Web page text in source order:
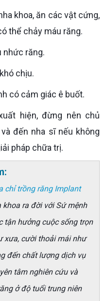
thể chảy máu răng.
nhức răng.
chịu.
có cảm giác ê buốt.
đến nha sĩ nếu không
pháp chữa trị.
chỉ trồng răng Implant
khoa ra đời với Sứ mệnh
tận hưởng cuộc sống trọn
xưa, cười thoải mái như
đến chất lượng dịch vụ
tâm nghiên cứu và
ở độ tuổi trung niên